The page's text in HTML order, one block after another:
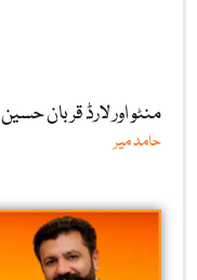
منٹو اور لارڈ قربان حسین
حامد میر